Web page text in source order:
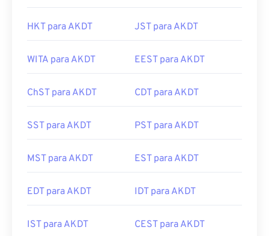
HKT para AKDT JST para AKDT
WITA para AKDT EEST para AKDT
ChST para AKDT CDT para AKDT
SST para AKDT PST para AKDT
MST para AKDT EST para AKDT
EDT para AKDT IDT para AKDT
IST para AKDT CEST para AKDT